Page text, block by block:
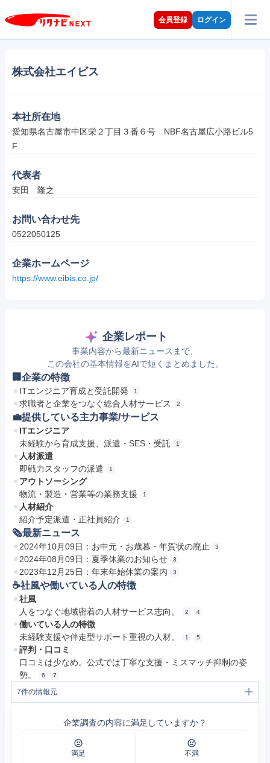
会員登録 ログイン
株式会社エイビス
本社所在地
愛知県名古屋市中区栄２丁目３番６号　NBF名古屋広小路ビル5
F
代表者
安田　隆之
お問い合わせ先
0522050125
企業ホームページ
https://www.eibis.co.jp/
企業レポート
事業内容から最新ニュースまで、
この会社の基本情報をAIで短くまとめました。
🏢企業の特徴
ITエンジニア育成と受託開発 1
求職者と企業をつなぐ総合人材サービス 2
💼提供している主力事業/サービス
ITエンジニア
未経験から育成支援、派遣・SES・受託
1
人材派遣
即戦力スタッフの派遣
1
アウトソーシング
物流・製造・営業等の業務支援
1
人材紹介
紹介予定派遣・正社員紹介
1
🗞最新ニュース
2024年10月09日：お中元・お歳暮・年賀状の廃止 3
2024年08月09日：夏季休業のお知らせ 3
2023年12月25日：年末年始休業の案内 3
☕️社風や働いている人の特徴
社風
人をつなぐ地域密着の人材サービス志向。
2 4
働いている人の特徴
未経験支援や伴走型サポート重視の人材。
1 5
評判・口コミ
口コミは少なめ。公式では丁寧な支援・ミスマッチ抑制の姿
勢。
6 7
7件の情報元
株式会社エイビス企業調査の内容に満足していますか？
満足 不満